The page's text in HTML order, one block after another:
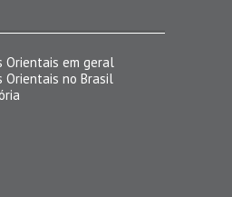
Orientais em geral
Orientais no Brasil